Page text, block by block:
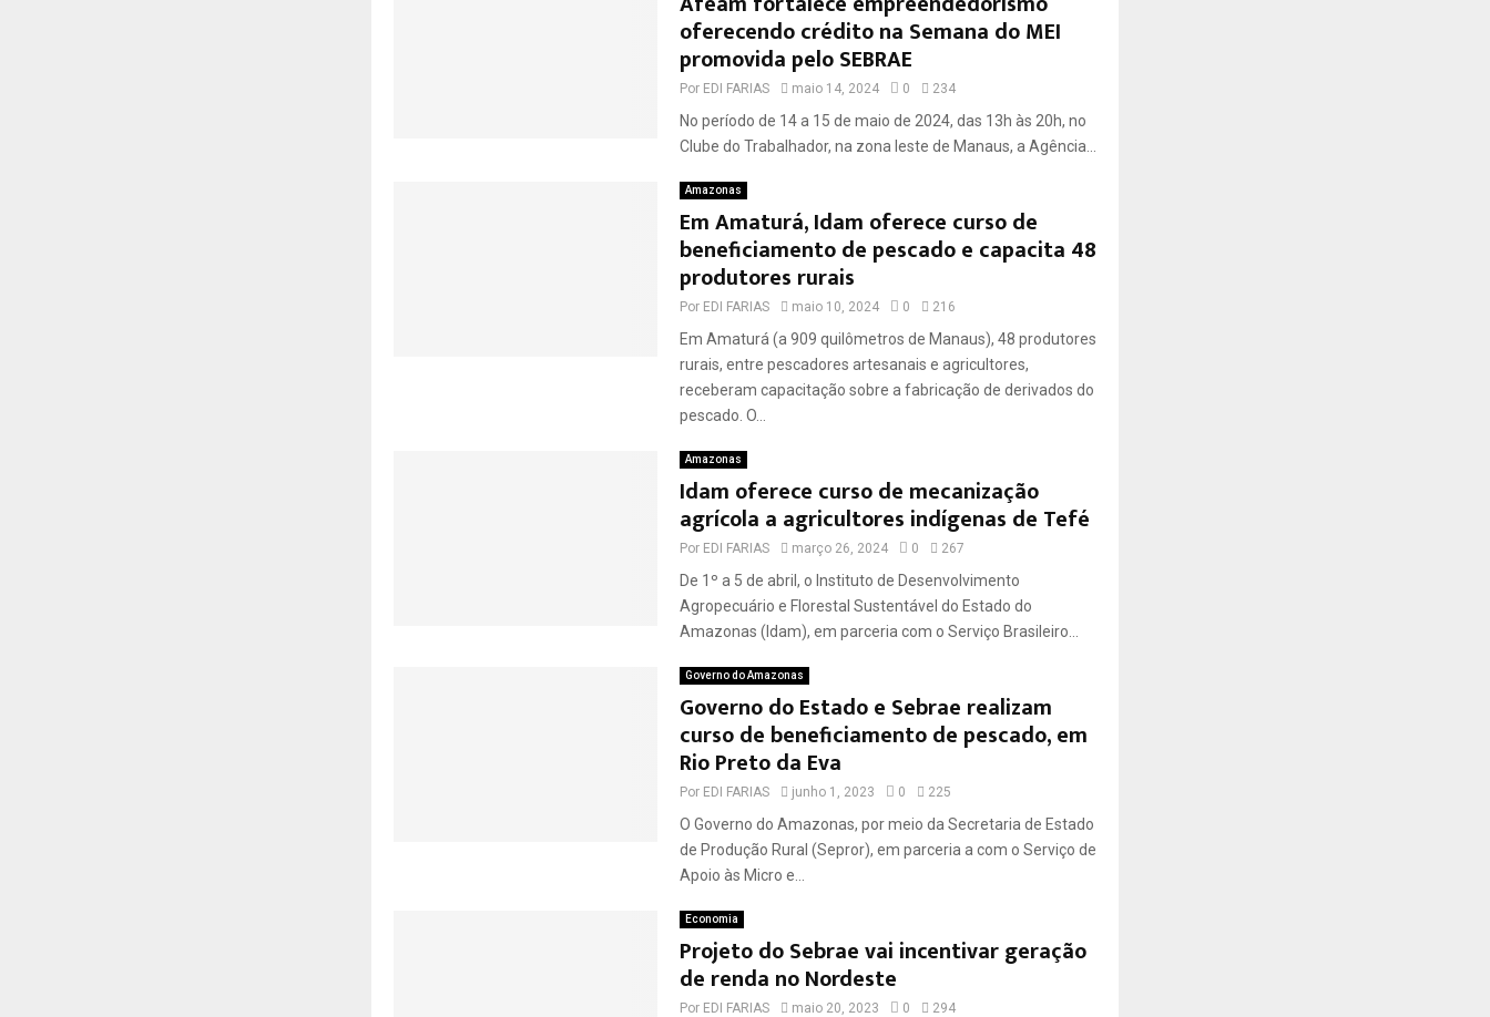
oferecendo crédito na Semana do MEI
promovida pelo SEBRAE
Por EDI FARIAS maio 14, 2024 0 234
No período de 14 a 15 de maio de 2024, das 13h às 20h, no
Clube do Trabalhador, na zona leste de Manaus, a Agência...
Amazonas
Em Amaturá, Idam oferece curso de
beneficiamento de pescado e capacita 48
produtores rurais
Por EDI FARIAS maio 10, 2024 0 216
Em Amaturá (a 909 quilômetros de Manaus), 48 produtores
rurais, entre pescadores artesanais e agricultores,
receberam capacitação sobre a fabricação de derivados do
pescado. O...
Amazonas
Idam oferece curso de mecanização
agrícola a agricultores indígenas de Tefé
Por EDI FARIAS março 26, 2024 0 267
De 1º a 5 de abril, o Instituto de Desenvolvimento
Agropecuário e Florestal Sustentável do Estado do
Amazonas (Idam), em parceria com o Serviço Brasileiro...
Governo do Amazonas
Governo do Estado e Sebrae realizam
curso de beneficiamento de pescado, em
Rio Preto da Eva
Por EDI FARIAS junho 1, 2023 0 225
O Governo do Amazonas, por meio da Secretaria de Estado
de Produção Rural (Sepror), em parceria a com o Serviço de
Apoio às Micro e...
Economia
Projeto do Sebrae vai incentivar geração
de renda no Nordeste
Por EDI FARIAS maio 20, 2023 0 294